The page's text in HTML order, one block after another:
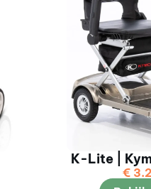
K-Lite |
€